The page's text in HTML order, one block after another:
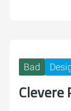
Bad
Clevere